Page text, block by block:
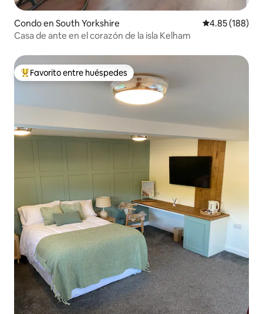
Condo en South Yorkshire Calificación
4.85 (188)
Casa de ante en el corazón de la isla Kelham
Favorito entre huéspedes preferido
Favorito entre huéspedes